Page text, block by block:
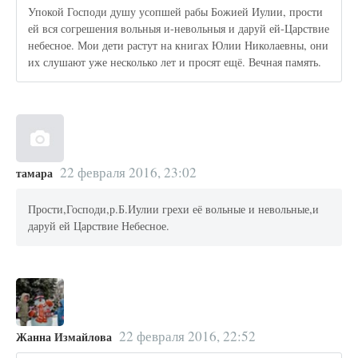
Упокой Господи душу усопшей рабы Божией Иулии, прости
ей вся согрешения вольныя и-невольныя и даруй ей-Царствие
небесное. Мои дети растут на книгах Юлии Николаевны, они
их слушают уже несколько лет и просят ещё. Вечная память.
тамара 22 февраля 2016, 23:02
Прости,Господи,р.Б.Иулии грехи её вольные и невольные,и
даруй ей Царствие Небесное.
Жанна Измайлова 22 февраля 2016, 22:52